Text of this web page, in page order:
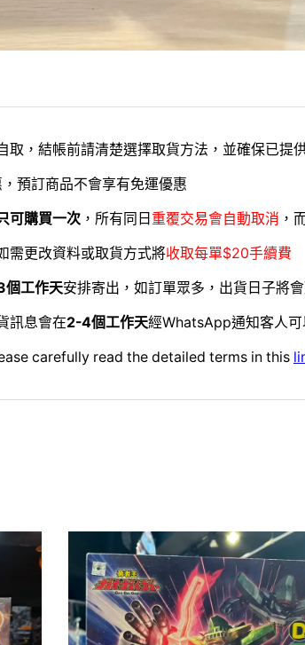
取，結帳前請清楚選擇取貨方法，並確保已提
預訂商品不會享有免運優惠
可購買一次 ，所有同日 重覆交易會自動取消 ，
需更改資料或取貨方式將收取每單$20手續費
個工作天安排寄出，如訂單眾多，出貨日子將
訊息會在2-4個工作天經WhatsApp通知客人
carefully read the detailed terms in this